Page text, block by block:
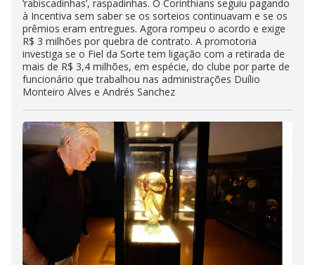
‘rabiscadinhas’, raspadinhas. O Corinthians seguiu pagando
à Incentiva sem saber se os sorteios continuavam e se os
prêmios eram entregues. Agora rompeu o acordo e exige
R$ 3 milhões por quebra de contrato. A promotoria
investiga se o Fiel da Sorte tem ligação com a retirada de
mais de R$ 3,4 milhões, em espécie, do clube por parte de
funcionário que trabalhou nas administrações Duílio
Monteiro Alves e Andrés Sanchez